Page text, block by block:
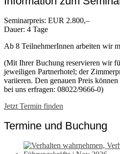
Seminarpreis: EUR 2.800,–
Dauer: 4 Tage
Ab 8 TeilnehmerInnen arbeiten wir
(Mit Ihrer Buchung reservieren wir
jeweiligen Partnerhotel; der
variieren. Den genauen Preis
bei uns erfragen: 08022/9666-0)
Jetzt Termin finden
Termine und Buchung